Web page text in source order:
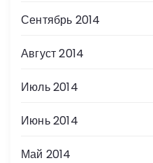
Сентябрь 2014
Август 2014
Июль 2014
Июнь 2014
Май 2014